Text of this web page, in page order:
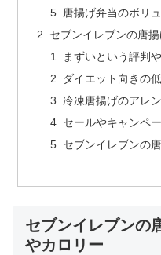
唐揚げ弁当のボリ
セブンイレブンの唐
まずいという評判
ダイエット向きの
冷凍唐揚げのアレ
セールやキャンペ
セブンイレブンの
セブンイレブンの
やカロリー